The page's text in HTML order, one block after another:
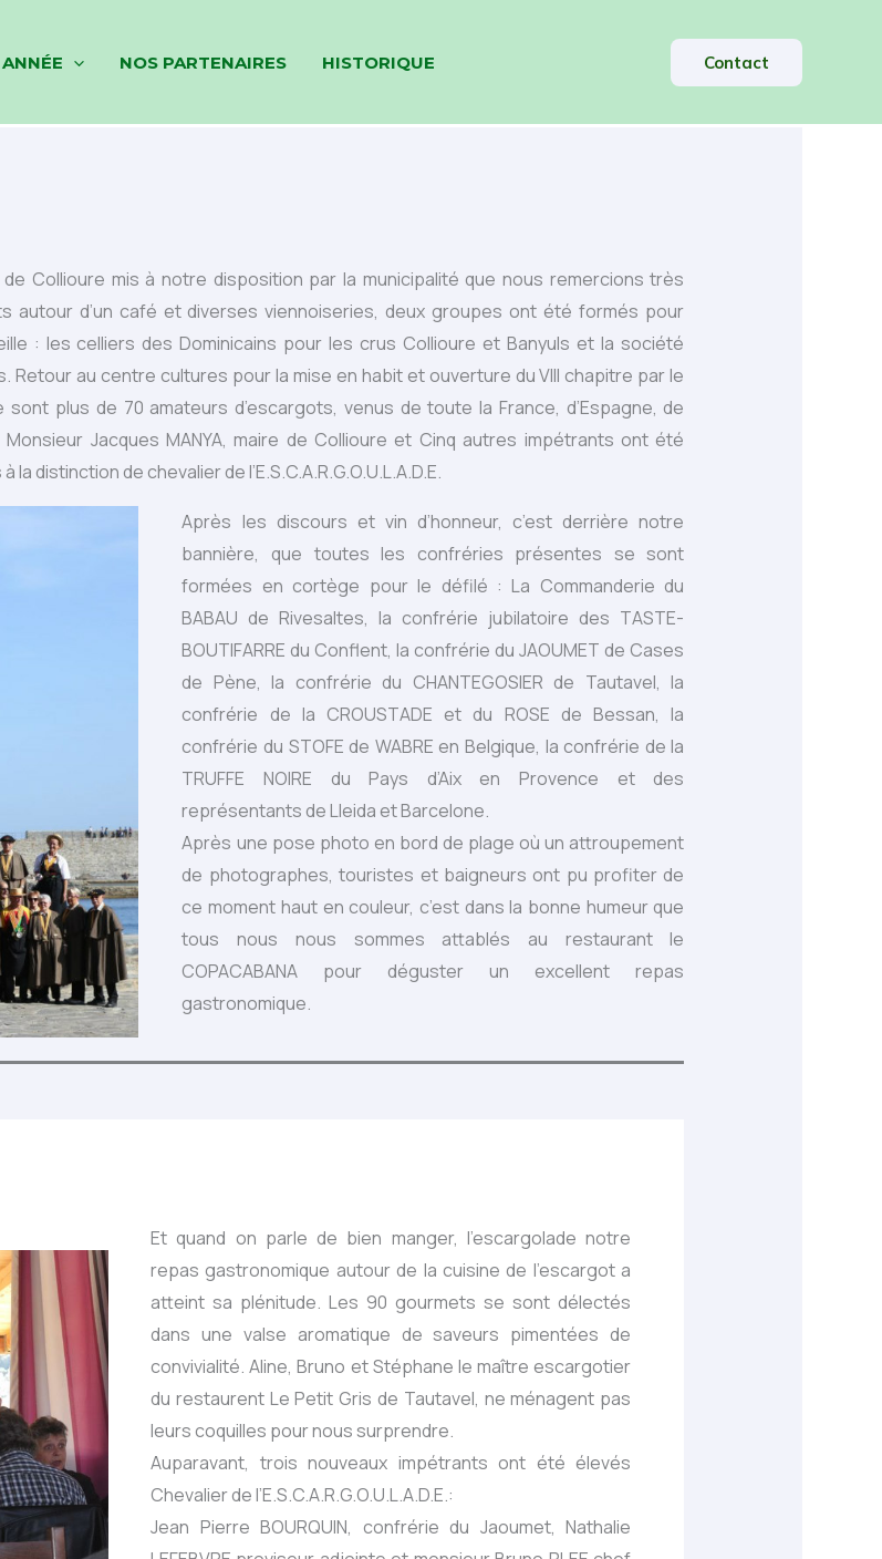
NOS PARTENAIRES HISTORIQUE Contact
Collioure mis à notre disposition par la municipalité que nous remercions très
autour d’un café et diverses viennoiseries, deux groupes ont été formés pour
: les celliers des Dominicains pour les crus Collioure et Banyuls et la société
Retour au centre cultures pour la mise en habit et ouverture du VIII chapitre par le
sont plus de 70 amateurs d’escargots, venus de toute la France, d’Espagne, de
Jacques MANYA, maire de Collioure et Cinq autres impétrants ont été
distinction de chevalier de l’E.S.C.A.R.G.O.U.L.A.D.E.
Après les discours et vin d’honneur, c’est derrière notre
bannière, que toutes les confréries présentes se sont
formées en cortège pour le défilé : La Commanderie du
BABAU de Rivesaltes, la confrérie jubilatoire des TASTE-
BOUTIFARRE du Conflent, la confrérie du JAOUMET de Cases
de Pène, la confrérie du CHANTEGOSIER de Tautavel, la
confrérie de la CROUSTADE et du ROSE de Bessan, la
confrérie du STOFE de WABRE en Belgique, la confrérie de la
TRUFFE NOIRE du Pays d’Aix en Provence et des
représentants de Lleida et Barcelone.
Après une pose photo en bord de plage où un attroupement
de photographes, touristes et baigneurs ont pu profiter de
ce moment haut en couleur, c’est dans la bonne humeur que
tous nous nous sommes attablés au restaurant le
COPACABANA pour déguster un excellent repas
gastronomique.
Et quand on parle de bien manger, l’escargolade notre
repas gastronomique autour de la cuisine de l’escargot a
atteint sa plénitude. Les 90 gourmets se sont délectés
dans une valse aromatique de saveurs pimentées de
convivialité. Aline, Bruno et Stéphane le maître escargotier
du restaurent Le Petit Gris de Tautavel, ne ménagent pas
leurs coquilles pour nous surprendre.
Auparavant, trois nouveaux impétrants ont été élevés
Chevalier de l’E.S.C.A.R.G.O.U.L.A.D.E.:
Jean Pierre BOURQUIN, confrérie du Jaoumet, Nathalie